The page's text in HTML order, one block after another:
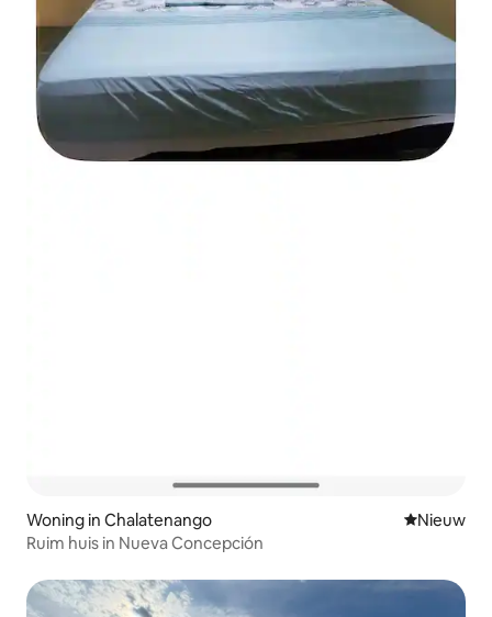
Woning in Chalatenango Nieuwe
Nieuw
Ruim huis in Nueva Concepción